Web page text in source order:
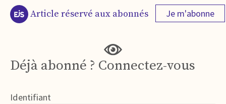
Article réservé aux abonnés Je m'abonne
Déjà abonné ? Connectez-vous
Identifiant